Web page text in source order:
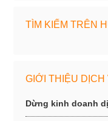
TÌM KIẾM TRÊN
GIỚI THIỆU DỊCH
Dừng kinh doanh